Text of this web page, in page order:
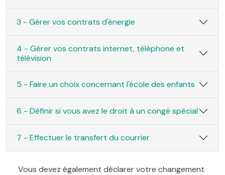
3 - Gérer vos contrats d'énergie
4 - Gérer vos contrats internet, téléphone et
télévision
5 - Faire un choix concernant l'école des enfants
6 - Définir si vous avez le droit à un congé spécial
7 - Effectuer le transfert du courrier
Vous devez également déclarer votre changement